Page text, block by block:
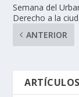
Semana del
Derecho a la
ANTERIOR